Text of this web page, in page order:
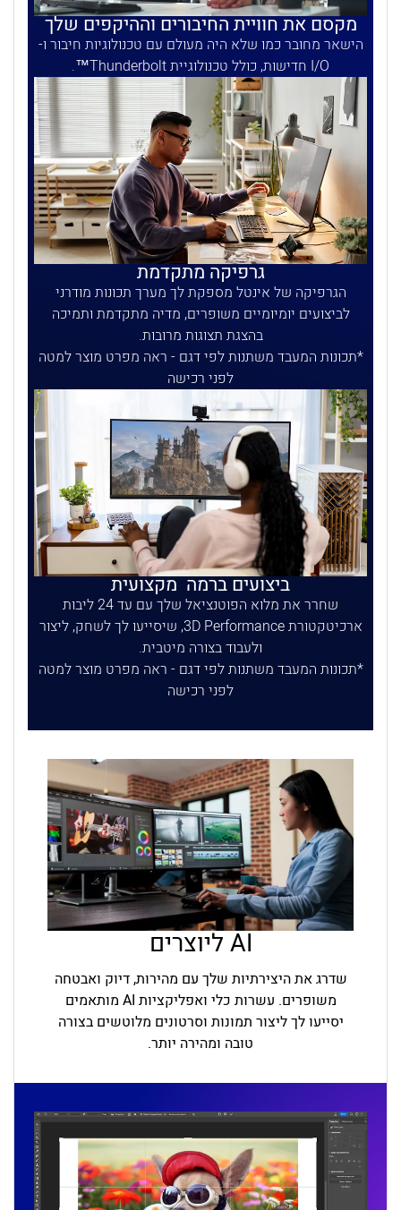
מקסם את חוויית החיבורים וההיקפים שלך
הישאר מחובר כמו שלא היה מעולם עם טכנולוגיות חיבור ו-
I/O חדישות, כולל טכנולוגיית Thunderbolt™.
גרפיקה מתקדמת
הגרפיקה של אינטל מספקת לך מערך תכונות מודרני
לביצועים יומיומיים משופרים, מדיה מתקדמת ותמיכה
בהצגת תצוגות מרובות.
תכונות המעבד משתנות לפי דגם - ראה מפרט מוצר למטה
לפני רכישה
ביצועים ברמה מקצועית
שחרר את מלוא הפוטנציאל שלך עם עד 24 ליבות
ארכיטקטורת 3D Performance, שיסייעו לך לשחק, ליצור
ולעבוד בצורה מיטבית.
תכונות המעבד משתנות לפי דגם - ראה מפרט מוצר למטה
לפני רכישה
AI ליוצרים
שדרג את היצירתיות שלך עם מהירות, דיוק ואבטחה
משופרים. עשרות כלי ואפליקציות AI מותאמים
יסייעו לך ליצור תמונות וסרטונים מלוטשים בצורה
טובה ומהירה יותר.